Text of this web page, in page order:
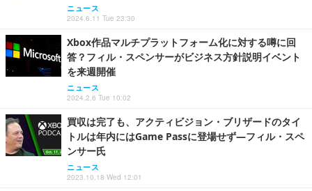
ニュース
2024.6.11 Tue 23:30
Xbox作品マルチプラットフォーム化に対する噂に回
答？フィル・スペンサーがビジネス方針説明イベント
を来週開催
ニュース
2024.2.6 Tue 10:02
買収は完了も、アクティビジョン・ブリザードのタイ
トルは年内にはGame Passに登場せず―フィル・スペ
ンサー氏
ニュース
2023.10.18 Wed 12:01